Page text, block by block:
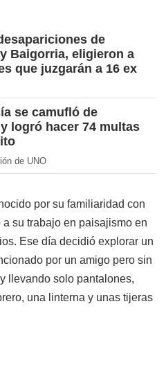
de
Baigorria, eligieron a
que juzgarán a 16 ex
se camufló de
logró hacer 74 multas
de UNO
por su familiaridad con
su trabajo en paisajismo en
Ese día decidió explorar un
por un amigo pero sin
llevando solo pantalones,
una linterna y unas tijeras